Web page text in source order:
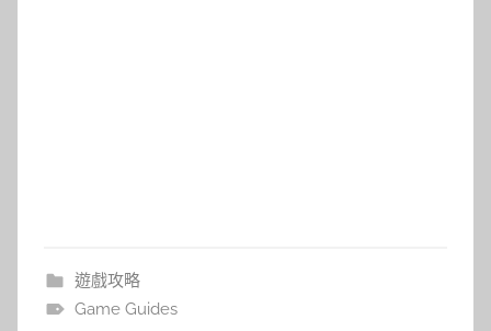
遊戲攻略
Game Guides